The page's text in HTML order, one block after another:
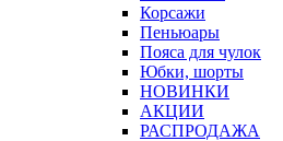
Корсажи
Пеньюары
Пояса для чулок
Юбки, шорты
НОВИНКИ
АКЦИИ
РАСПРОДАЖА